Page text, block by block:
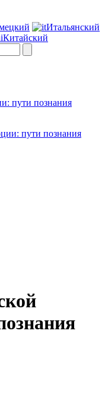
Итальянский
Китайский
пути познания